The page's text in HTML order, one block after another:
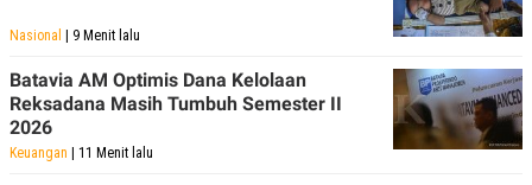
SITEMAPPROFILE
USE
PEDOMAN
PEMBERITAAN
SIBER
PRIVACY
Nasional | 9 Menit lalu
Batavia AM Optimis Dana Kelolaan
Reksadana Masih Tumbuh Semester II
2026
Keuangan | 11 Menit lalu